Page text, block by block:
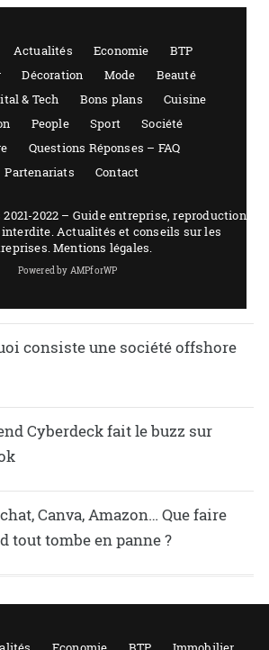
consiste une société offshore
Cyberdeck fait le buzz sur
Canva, Amazon… Que faire
tout tombe en panne ?